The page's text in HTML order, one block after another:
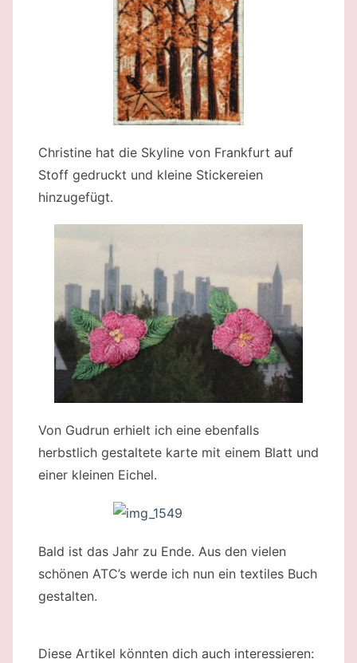
Christine hat die Skyline von Frankfurt auf
Stoff gedruckt und kleine Stickereien
hinzugefügt.
Von Gudrun erhielt ich eine ebenfalls
herbstlich gestaltete karte mit einem Blatt und
einer kleinen Eichel.
Bald ist das Jahr zu Ende. Aus den vielen
schönen ATC’s werde ich nun ein textiles Buch
gestalten.
Diese Artikel könnten dich auch interessieren: